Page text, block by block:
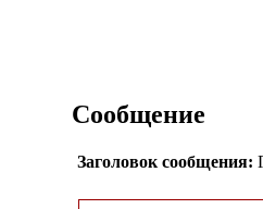
Сообщение
Заголовок сообщения: